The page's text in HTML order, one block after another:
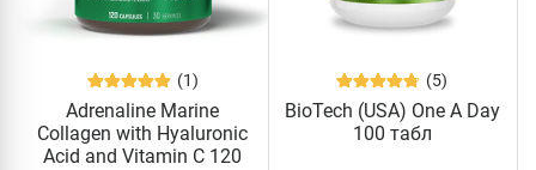
(1)
Adrenaline Marine
Collagen with Hyaluronic
Acid and Vitamin C 120
(5)
BioTech (USA) One A Day
100 табл